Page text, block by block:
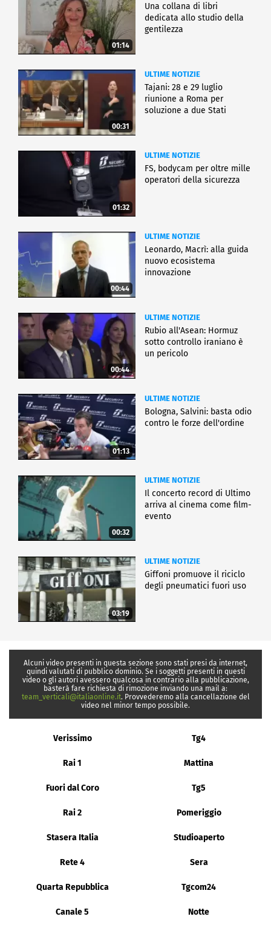
01:14
Una collana di libri
dedicata allo studio della
gentilezza
00:31
ULTIME NOTIZIE
Tajani: 28 e 29 luglio
riunione a Roma per
soluzione a due Stati
01:32
ULTIME NOTIZIE
FS, bodycam per oltre mille
operatori della sicurezza
00:44
ULTIME NOTIZIE
Leonardo, Macrì: alla guida
nuovo ecosistema
innovazione
00:44
ULTIME NOTIZIE
Rubio all'Asean: Hormuz
sotto controllo iraniano è
un pericolo
01:13
ULTIME NOTIZIE
Bologna, Salvini: basta odio
contro le forze dell'ordine
00:32
ULTIME NOTIZIE
Il concerto record di Ultimo
arriva al cinema come film-
evento
03:19
ULTIME NOTIZIE
Giffoni promuove il riciclo
degli pneumatici fuori uso
Alcuni video presenti in questa sezione sono stati presi da internet,
quindi valutati di pubblico dominio. Se i soggetti presenti in questi
video o gli autori avessero qualcosa in contrario alla pubblicazione,
basterà fare richiesta di rimozione inviando una mail a:
team_verticali@italiaonline.it. Provvederemo alla cancellazione del
video nel minor tempo possibile.
Verissimo Tg4
Rai 1 Mattina
Fuori dal Coro Tg5
Rai 2 Pomeriggio
Stasera Italia Studioaperto
Rete 4 Sera
Quarta Repubblica Tgcom24
Canale 5 Notte